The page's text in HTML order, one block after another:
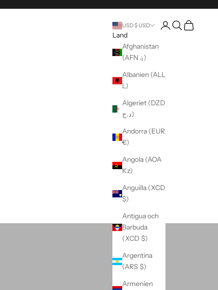
USD $ USD
Land
Afghanistan
(AFN ؋)
Albanien (ALL
L)
Algeriet (DZD
د.ج)
Andorra (EUR
€)
Angola (AOA
Kz)
Anguilla (XCD
$)
Antigua och
Barbuda
(XCD $)
Argentina
(ARS $)
Armenien
Öppna kontosida
Öppen sökning
Öppen